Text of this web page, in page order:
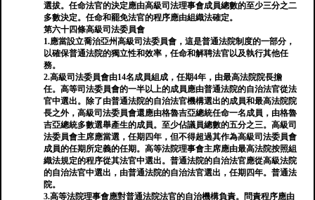
選拔。任命法官的決定應由高級司法理事會成員總數的至少三分之二
多數決定。任命和罷免法官的程序應由組織法確定。
第六十四條高級司法委員會
1.應當設立喬治亞州高級司法委員會，這是普通法院制度的一部分，
以確保普通法院的獨立性和效率，任命和解聘法官以及執行其他任
務。
2.高級司法委員會由14名成員組成，任期4年，由最高法院院長擔
任。高等司法委員會的一半以上的成員應由普通法院的自治法官從法
官中選出。除了由普通法院的自治法官機構選出的成員和最高法院院
長之外，高級司法委員會還應由格魯吉亞總統任命一名成員，由格魯
吉亞總統多數選舉產生的成員。至少佔議員總數的五分之三。高級司
法委員會主席應當選，任期四年，但不得超過其作為高級司法委員會
成員的任期所定義的任期。高等法院理事會主席應由最高法院按照組
織法規定的程序從其法官中選出。普通法院的自治法官應從高級法院
的自治法官中選出，由普通法院的自治法官選出，任期四年。普通法
院。
3.高等法院理事會應對普通法院法官的自治機構負責。問責程序應由